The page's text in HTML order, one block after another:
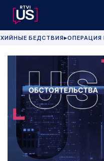
БЕДСТВИЯ▶ОПЕРАЦИЯ